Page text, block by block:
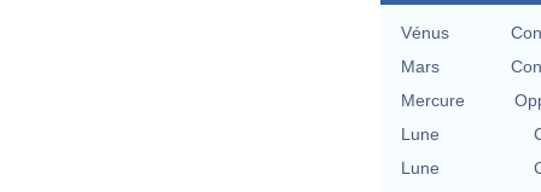
Vénus
Mars
Mercure
Lune
Lune